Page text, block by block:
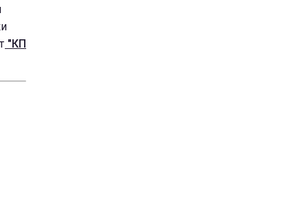
"КП